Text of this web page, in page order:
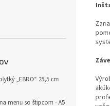
„EBRO“ 25,5 cm
menu so štipcom - A5